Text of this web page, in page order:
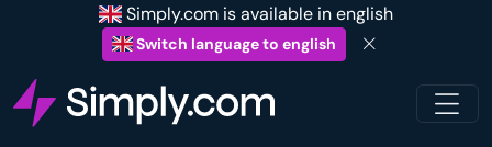
Simply.com is available in english
Switch language to english